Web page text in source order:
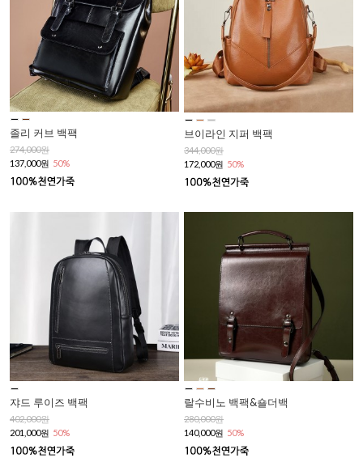
졸리 커브 백팩
274,000원
137,000원 50%
브이라인 지퍼 백팩
344,000원
172,000원 50%
쟈드 루이즈 백팩
402,000원
201,000원 50%
랄수비노 백팩&숄더백
280,000원
140,000원 50%